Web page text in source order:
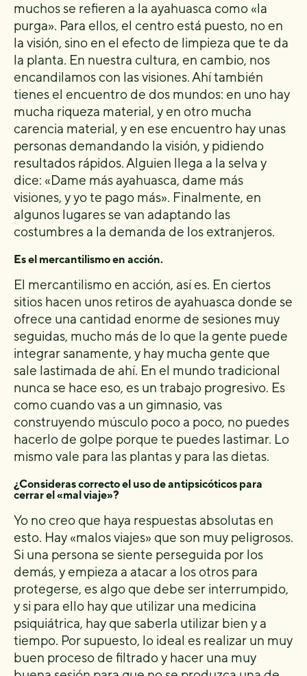
muchos se refieren a la ayahuasca como «la
purga». Para ellos, el centro está puesto, no en
la visión, sino en el efecto de limpieza que te da
la planta. En nuestra cultura, en cambio, nos
encandilamos con las visiones. Ahí también
tienes el encuentro de dos mundos: en uno hay
mucha riqueza material, y en otro mucha
carencia material, y en ese encuentro hay unas
personas demandando la visión, y pidiendo
resultados rápidos. Alguien llega a la selva y
dice: «Dame más ayahuasca, dame más
visiones, y yo te pago más». Finalmente, en
algunos lugares se van adaptando las
costumbres a la demanda de los extranjeros.
Es el mercantilismo en acción.
El mercantilismo en acción, así es. En ciertos
sitios hacen unos retiros de ayahuasca donde se
ofrece una cantidad enorme de sesiones muy
seguidas, mucho más de lo que la gente puede
integrar sanamente, y hay mucha gente que
sale lastimada de ahí. En el mundo tradicional
nunca se hace eso, es un trabajo progresivo. Es
como cuando vas a un gimnasio, vas
construyendo músculo poco a poco, no puedes
hacerlo de golpe porque te puedes lastimar. Lo
mismo vale para las plantas y para las dietas.
¿Consideras correcto el uso de antipsicóticos para
cerrar el «mal viaje»?
Yo no creo que haya respuestas absolutas en
esto. Hay «malos viajes» que son muy peligrosos.
Si una persona se siente perseguida por los
demás, y empieza a atacar a los otros para
protegerse, es algo que debe ser interrumpido,
y si para ello hay que utilizar una medicina
psiquiátrica, hay que saberla utilizar bien y a
tiempo. Por supuesto, lo ideal es realizar un muy
buen proceso de filtrado y hacer una muy